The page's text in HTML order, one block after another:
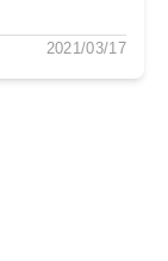
2021/03/17